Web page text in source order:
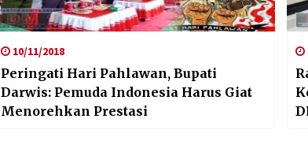
10/11/2018
Peringati Hari Pahlawan, Bupati
Darwis: Pemuda Indonesia Harus Giat
Menorehkan Prestasi